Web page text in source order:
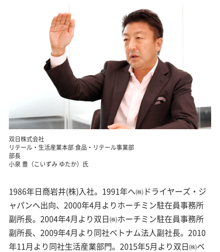
双日株式会社
リテール・生活産業本部 食品・リテール事業部
部長
小泉 豊（こいずみ ゆたか）氏
1986年日商岩井(株)入社。1991年へ㈱ドライヤーズ・ジ
ャパンへ出向、2000年4月よりホーチミン駐在員事務所
副所長。2004年4月より双日㈱ホーチミン駐在員事務所
副所長、2009年4月より同社ベトナム法人副社長。2010
年11月より同社生活産業部門。2015年5月より双日㈱ベ